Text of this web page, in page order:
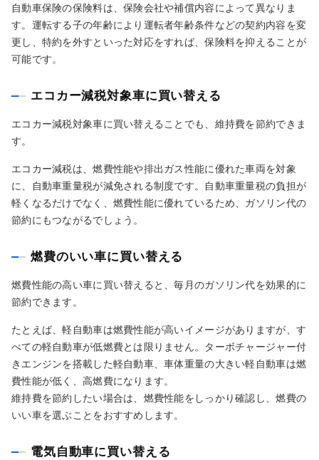
自動車保険の保険料は、保険会社や補償内容によって異なりま
す。運転する子の年齢により運転者年齢条件などの契約内容を変
更し、特約を外すといった対応をすれば、保険料を抑えることが
可能です。
エコカー減税対象車に買い替える
エコカー減税対象車に買い替えることでも、維持費を節約できま
す。
エコカー減税は、燃費性能や排出ガス性能に優れた車両を対象
に、自動車重量税が減免される制度です。自動車重量税の負担が
軽くなるだけでなく、燃費性能に優れているため、ガソリン代の
節約にもつながるでしょう。
燃費のいい車に買い替える
燃費性能の高い車に買い替えると、毎月のガソリン代を効果的に
節約できます。
たとえば、軽自動車は燃費性能が高いイメージがありますが、す
べての軽自動車が低燃費とは限りません。ターボチャージャー付
きエンジンを搭載した軽自動車、車体重量の大きい軽自動車は燃
費性能が低く、高燃費になります。
維持費を節約したい場合は、燃費性能をしっかり確認し、燃費の
いい車を選ぶことをおすすめします。
電気自動車に買い替える